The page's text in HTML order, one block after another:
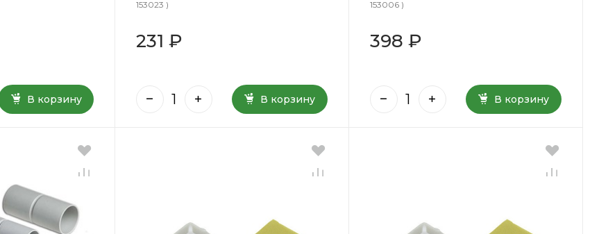
В корзину
153023 )
231 ₽
В корзину
153006 )
398 ₽
В корзину